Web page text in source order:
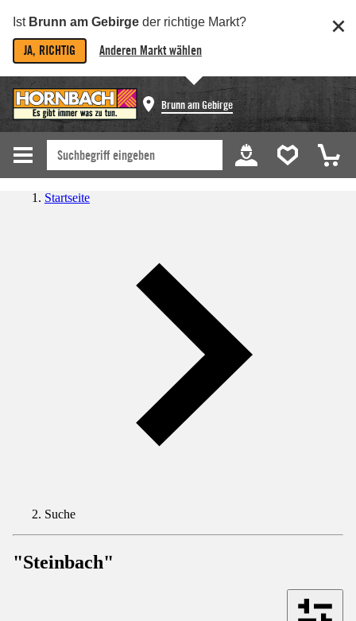
Ist Brunn am Gebirge der richtige Markt?
JA, RICHTIG Anderen Markt wählen
Brunn am Gebirge
Startseite
Suche
"Steinbach"